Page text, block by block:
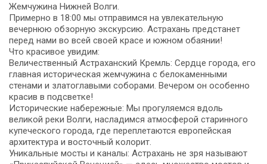
Жемчужина Нижней Волги.
Примерно в 18:00 мы отправимся на увлекательную
вечернюю обзорную экскурсию. Астрахань предстанет
перед нами во всей своей красе и южном обаянии!
Что красивое увидим:
Величественный Астраханский Кремль: Сердце города, его
главная историческая жемчужина с белокаменными
стенами и златоглавыми соборами. Вечером он особенно
красив в подсветке!
Исторические набережные: Мы прогуляемся вдоль
великой реки Волги, насладимся атмосферой старинного
купеческого города, где переплетаются европейская
архитектура и восточный колорит.
Уникальные мосты и каналы: Астрахань не зря называют